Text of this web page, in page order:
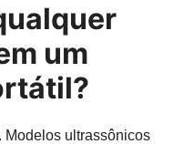
um
Modelos ultrassônicos